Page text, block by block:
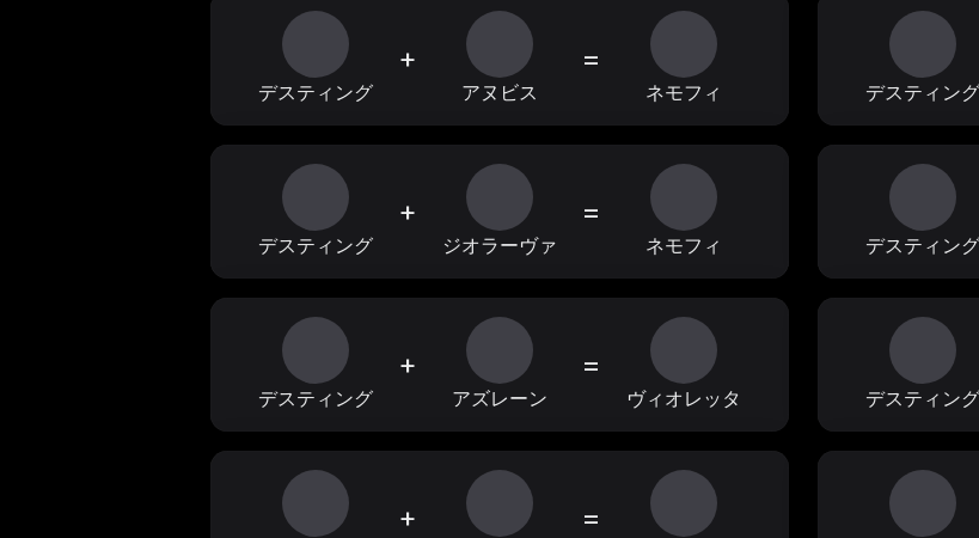
デスティング
+
アヌビス
=
ネモフィ デスティング
デスティング
+
ジオラーヴァ
=
ネモフィ デスティング
デスティング
+
アズレーン
=
ヴィオレッタ デスティング
+ =